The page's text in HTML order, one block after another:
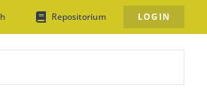
Repositorium LOGIN